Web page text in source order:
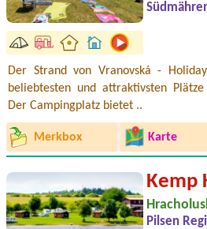
Der Strand von Vranovská -
beliebtesten und attraktivsten
Der Campingplatz bietet ..
Merkbox Karte
Kemp
Pilsen